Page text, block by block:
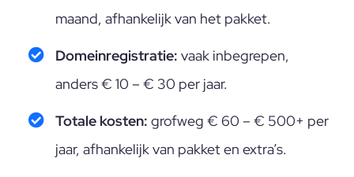
maand, afhankelijk van het pakket.
Domeinregistratie: vaak inbegrepen,
anders € 10 – € 30 per jaar.
Totale kosten: grofweg € 60 – € 500+ per
jaar, afhankelijk van pakket en extra’s.